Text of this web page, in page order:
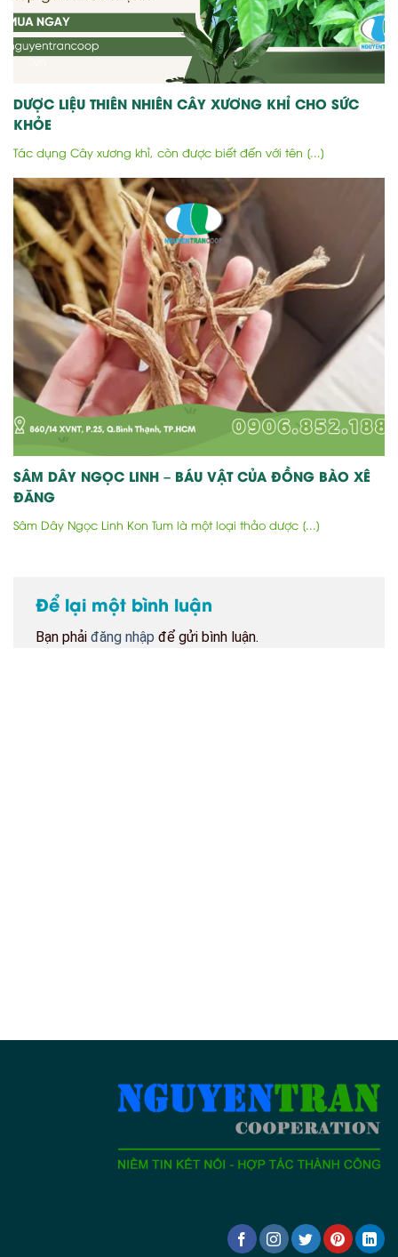
DƯỢC LIỆU THIÊN NHIÊN CÂY XƯƠNG KHỈ CHO SỨC
KHỎE
Tác dụng Cây xương khỉ, còn được biết đến với tên [...]
SÂM DÂY NGỌC LINH – BÁU VẬT CỦA ĐỒNG BÀO XÊ
ĐĂNG
Sâm Dây Ngọc Linh Kon Tum là một loại thảo dược [...]
Để lại một bình luận
Bạn phải đăng nhập để gửi bình luận.